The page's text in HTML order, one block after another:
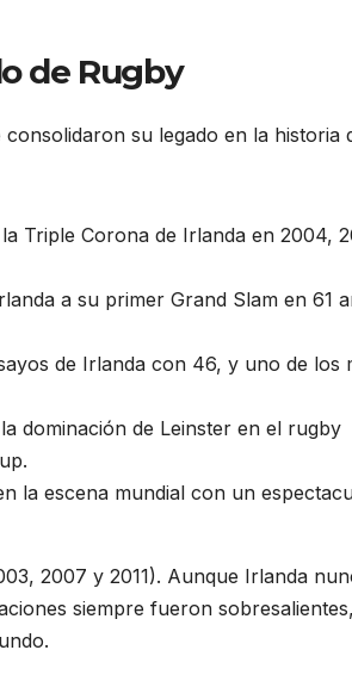
de Rugby
su legado en la historia
Triple Corona de Irlanda en 2004,
a su primer Grand Slam en 61
de Irlanda con 46, y uno de los
dominación de Leinster en el rugby
la escena mundial con un
2007 y 2011). Aunque Irlanda
siempre fueron